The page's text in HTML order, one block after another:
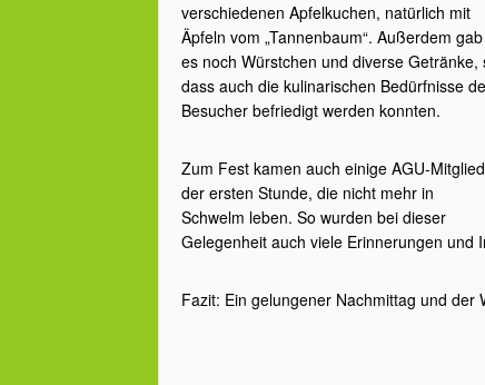
verschiedenen Apfelkuchen, natürlich mit
Äpfeln vom „Tannenbaum“. Außerdem gab
es noch Würstchen und diverse Getränke,
dass auch die kulinarischen Bedürfnisse
Besucher befriedigt werden konnten.
Zum Fest kamen auch einige AGU-
der ersten Stunde, die nicht mehr in
Schwelm leben. So wurden bei dieser
Gelegenheit auch viele Erinnerungen und
Fazit: Ein gelungener Nachmittag und